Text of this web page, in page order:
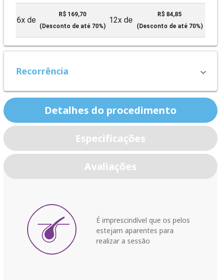
6x de
R$ 169,70
(Desconto de até 70%)
12x de
R$ 84,85
(Desconto de até 70%)
Recorrência
Detalhes do procedimento
Especificações
Avaliações
É imprescindível que os pelos
estejam aparentes para
realizar a sessão